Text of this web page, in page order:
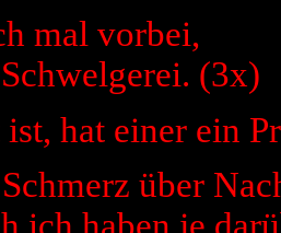
mal vorbei,
(3x)
hat einer ein
über